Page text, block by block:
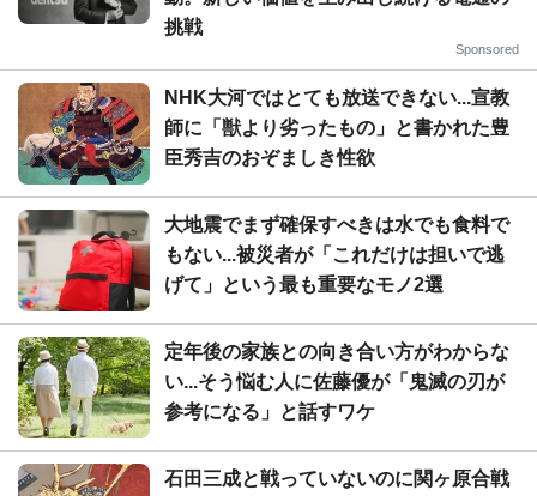
挑戦
Sponsored
NHK大河ではとても放送できない...宣教
師に「獣より劣ったもの」と書かれた豊
臣秀吉のおぞましき性欲
大地震でまず確保すべきは水でも食料で
もない...被災者が「これだけは担いで逃
げて」という最も重要なモノ2選
定年後の家族との向き合い方がわからな
い...そう悩む人に佐藤優が「鬼滅の刃が
参考になる」と話すワケ
石田三成と戦っていないのに関ヶ原合戦